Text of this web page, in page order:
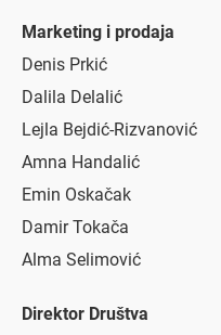
Marketing i prodaja
Denis Prkić
Dalila Delalić
Lejla Bejdić-Rizvanović
Amna Handalić
Emin Oskačak
Damir Tokača
Alma Selimović
Direktor Društva